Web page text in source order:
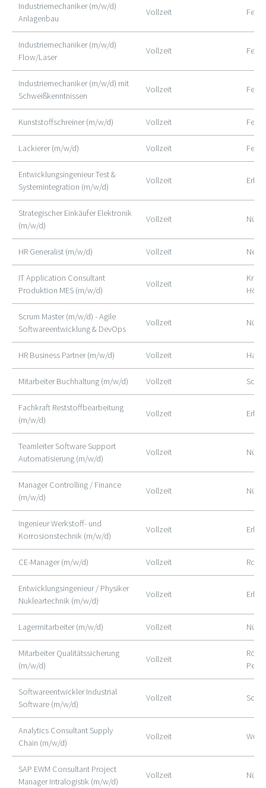
Industriemechaniker (m/w/d)
Anlagenbau
Vollzeit
Industriemechaniker (m/w/d)
Flow/Laser
Vollzeit
Industriemechaniker (m/w/d) mit
Schweißkenntnissen
Vollzeit
Kunststoffschreiner (m/w/d) Vollzeit
Lackierer (m/w/d) Vollzeit
Entwicklungsingenieur Test &
Systemintegration (m/w/d)
Vollzeit
Strategischer Einkäufer Elektronik
(m/w/d)
Vollzeit
HR Generalist (m/w/d) Vollzeit
IT Application Consultant
Produktion MES (m/w/d)
Vollzeit
Kreis
Scrum Master (m/w/d) - Agile
Softwareentwicklung & DevOps
Vollzeit
HR Business Partner (m/w/d) Vollzeit
Mitarbeiter Buchhaltung (m/w/d) Vollzeit
Fachkraft Reststoffbearbeitung
(m/w/d)
Vollzeit
Teamleiter Software Support
Automatisierung (m/w/d)
Vollzeit
Manager Controlling / Finance
(m/w/d)
Vollzeit
Ingenieur Werkstoff- und
Korrosionstechnik (m/w/d)
Vollzeit
CE-Manager (m/w/d) Vollzeit Roth
Entwicklungsingenieur / Physiker
Nukleartechnik (m/w/d)
Vollzeit
Lagermitarbeiter (m/w/d) Vollzeit
Mitarbeiter Qualitätssicherung
(m/w/d)
Vollzeit
Peg.
Softwareentwickler Industrial
Software (m/w/d)
Vollzeit
Analytics Consultant Supply
Chain (m/w/d)
Vollzeit
SAP EWM Consultant Project
Manager Intralogistik (m/w/d)
Vollzeit